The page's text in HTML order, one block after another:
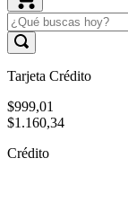
Tarjeta Crédito
$999,01
$1 .160,34
Crédito